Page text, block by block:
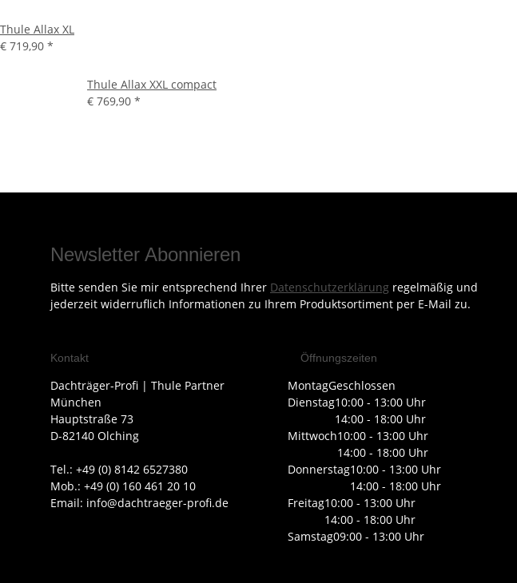
Thule Allax XL
€ 719,90 *
Thule Allax XXL compact
€ 769,90 *
Newsletter Abonnieren
Bitte senden Sie mir entsprechend Ihrer Datenschutzerklärung regelmäßig und
jederzeit widerruflich Informationen zu Ihrem Produktsortiment per E-Mail zu.
Kontakt
Dachträger-Profi | Thule Partner
München
Hauptstraße 73
D-82140 Olching
Tel.: +49 (0) 8142 6527380
Mob.: +49 (0) 160 461 20 10
Email: info@dachtraeger-profi.de
Öffnungszeiten
MontagGeschlossen
Dienstag10:00 - 13:00 Uhr
14:00 - 18:00 Uhr
Mittwoch10:00 - 13:00 Uhr
14:00 - 18:00 Uhr
Donnerstag10:00 - 13:00 Uhr
14:00 - 18:00 Uhr
Freitag10:00 - 13:00 Uhr
14:00 - 18:00 Uhr
Samstag09:00 - 13:00 Uhr